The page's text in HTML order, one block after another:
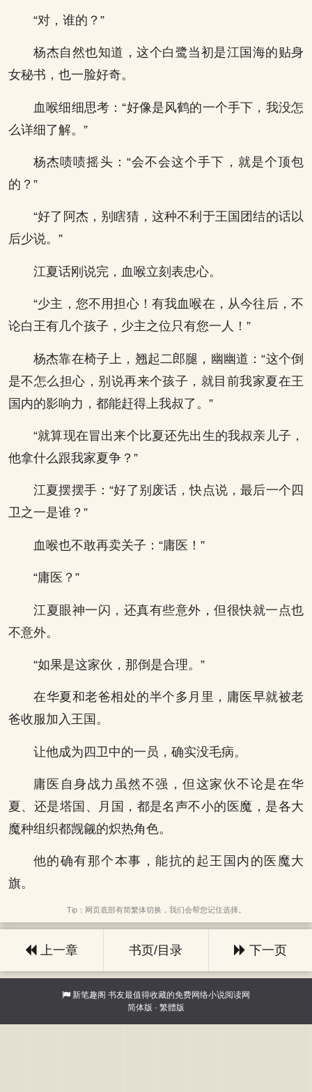
“对，谁的？”
杨杰自然也知道，这个白鹭当初是江国海的贴身
女秘书，也一脸好奇。
血喉细细思考：“好像是风鹤的一个手下，我没怎
么详细了解。”
杨杰啧啧摇头：“会不会这个手下，就是个顶包
的？”
“好了阿杰，别瞎猜，这种不利于王国团结的话以
后少说。”
江夏话刚说完，血喉立刻表忠心。
“少主，您不用担心！有我血喉在，从今往后，不
论白王有几个孩子，少主之位只有您一人！”
杨杰靠在椅子上，翘起二郎腿，幽幽道：“这个倒
是不怎么担心，别说再来个孩子，就目前我家夏在王
国内的影响力，都能赶得上我叔了。”
“就算现在冒出来个比夏还先出生的我叔亲儿子，
他拿什么跟我家夏争？”
江夏摆摆手：“好了别废话，快点说，最后一个四
卫之一是谁？”
血喉也不敢再卖关子：“庸医！”
“庸医？”
江夏眼神一闪，还真有些意外，但很快就一点也
不意外。
“如果是这家伙，那倒是合理。”
在华夏和老爸相处的半个多月里，庸医早就被老
爸收服加入王国。
让他成为四卫中的一员，确实没毛病。
庸医自身战力虽然不强，但这家伙不论是在华
夏、还是塔国、月国，都是名声不小的医魔，是各大
魔种组织都觊觎的炽热角色。
他的确有那个本事，能抗的起王国内的医魔大
旗。
Tip：网页底部有简繁体切换，我们会帮您记住选择。
上一章 书页/目录 下一页
新笔趣阁 书友最值得收藏的免费网络小说阅读网
简体版 · 繁體版